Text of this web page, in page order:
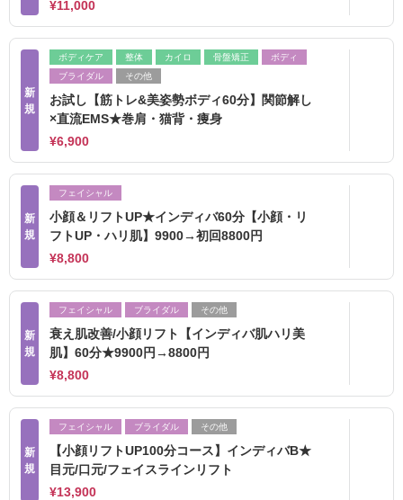
¥11,000
新
規
ボディケア 整体 カイロ 骨盤矯正
ボディ
ブライダル
その他
お試し【筋トレ&美姿勢ボディ60分】関節解し
×直流EMS★巻肩・猫背・痩身
¥6,900
新
規
フェイシャル
小顔＆リフトUP★インディバ60分【小顔・リ
フトUP・ハリ肌】9900→初回8800円
¥8,800
新
規
フェイシャル ブライダル その他
衰え肌改善/小顔リフト【インディバ肌ハリ美
肌】60分★9900円→8800円
¥8,800
新
規
フェイシャル ブライダル その他
【小顔リフトUP100分コース】インディバB★
目元/口元/フェイスラインリフト
¥13,900